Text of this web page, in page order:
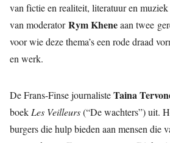
van fictie en realiteit, literatuur en
van moderatorRym Kheneaan twee
voor wie deze thema’s een rode draad
en werk.
De Frans-Finse journalisteTaina
boek Les Veilleurs(“De wachters”) uit.
burgers die hulp bieden aan mensen die